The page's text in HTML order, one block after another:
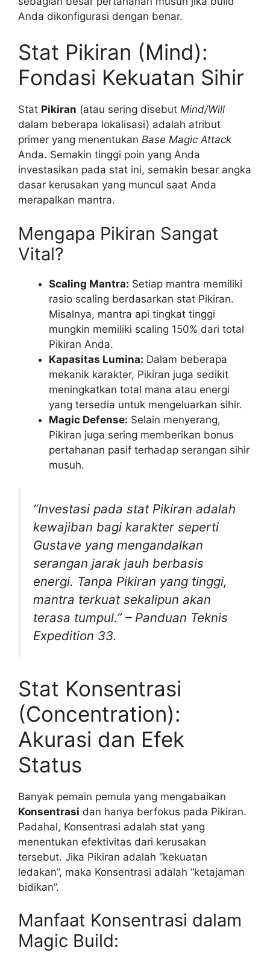
Anda dikonfigurasi dengan benar.
Stat Pikiran (Mind):
Fondasi Kekuatan Sihir
Stat Pikiran (atau sering disebut Mind/Will
dalam beberapa lokalisasi) adalah atribut
primer yang menentukan Base Magic Attack
Anda. Semakin tinggi poin yang Anda
investasikan pada stat ini, semakin besar angka
dasar kerusakan yang muncul saat Anda
merapalkan mantra.
Mengapa Pikiran Sangat
Vital?
Scaling Mantra: Setiap mantra memiliki
rasio scaling berdasarkan stat Pikiran.
Misalnya, mantra api tingkat tinggi
mungkin memiliki scaling 150% dari total
Pikiran Anda.
Kapasitas Lumina: Dalam beberapa
mekanik karakter, Pikiran juga sedikit
meningkatkan total mana atau energi
yang tersedia untuk mengeluarkan sihir.
Magic Defense: Selain menyerang,
Pikiran juga sering memberikan bonus
pertahanan pasif terhadap serangan sihir
musuh.
“Investasi pada stat Pikiran adalah
kewajiban bagi karakter seperti
Gustave yang mengandalkan
serangan jarak jauh berbasis
energi. Tanpa Pikiran yang tinggi,
mantra terkuat sekalipun akan
terasa tumpul.” – Panduan Teknis
Expedition 33.
Stat Konsentrasi
(Concentration):
Akurasi dan Efek
Status
Banyak pemain pemula yang mengabaikan
Konsentrasi dan hanya berfokus pada Pikiran.
Padahal, Konsentrasi adalah stat yang
menentukan efektivitas dari kerusakan
tersebut. Jika Pikiran adalah “kekuatan
ledakan”, maka Konsentrasi adalah “ketajaman
bidikan”.
Manfaat Konsentrasi dalam
Magic Build: